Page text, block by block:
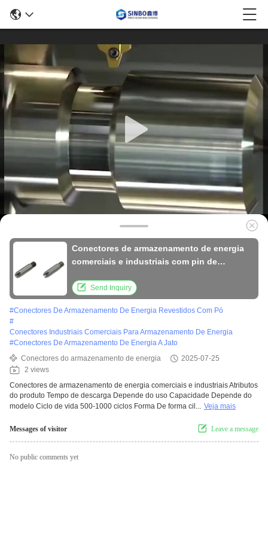
Conectores de armazenamento de energia
comerciais e industriais com pin de
Send Inquiry
#Conectores De Armazenamento De Energia Revestidos Com Pó
#
Conectores Industriais Comerciais Para Armazenamento De Energia
#Conectores De Armazenamento De Energia A Jato
Conectores do armazenamento de energia
2025-07-25
2 views
Conectores de armazenamento de energia comerciais e industriais Atributos
do produto Tempo de descarga Depende do uso Capacidade Depende do
modelo Ciclo de vida 500-1000 ciclos Forma De forma cil... Veja mais
Messages of visitor Leave a message
No public comments yet